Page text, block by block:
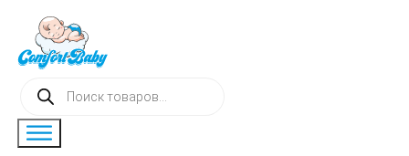
Поиск
товаров